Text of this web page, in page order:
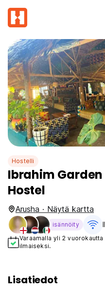
Hostelli
Ibrahim Garden
Hostel
Arusha · Näytä kartta
isännöity
Varaamalla yli 2
ilmaiseksi.
Lisatiedot